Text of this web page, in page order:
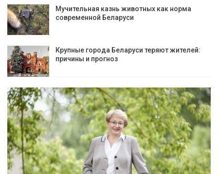
Мучительная казнь животных как норма
современной Беларуси
Крупные города Беларуси теряют жителей:
причины и прогноз